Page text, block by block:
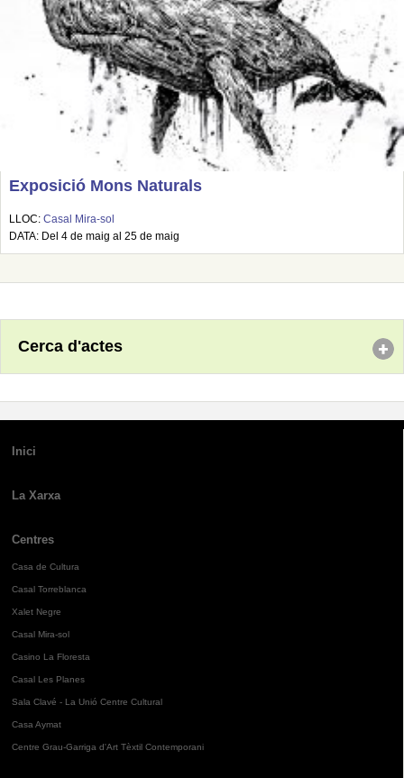
Exposició Mons Naturals
LLOC: Casal Mira-sol
DATA: Del 4 de maig al 25 de maig
Cerca d'actes
Inici
La Xarxa
Centres
Casa de Cultura
Casal Torreblanca
Xalet Negre
Casal Mira-sol
Casino La Floresta
Casal Les Planes
Sala Clavé - La Unió Centre Cultural
Casa Aymat
Centre Grau-Garriga d'Art Tèxtil Contemporani